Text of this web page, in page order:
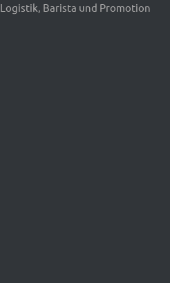
Logistik, Barista und Promotion